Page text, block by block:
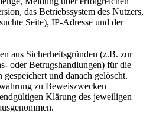
das Betriebssystem des Nutzers,
Seite), IP-Adresse und der
aus Sicherheitsgründen (z.B. zur
oder Betrugshandlungen) für die
und danach gelöscht.
zu Beweiszwecken
Klärung des jeweiligen